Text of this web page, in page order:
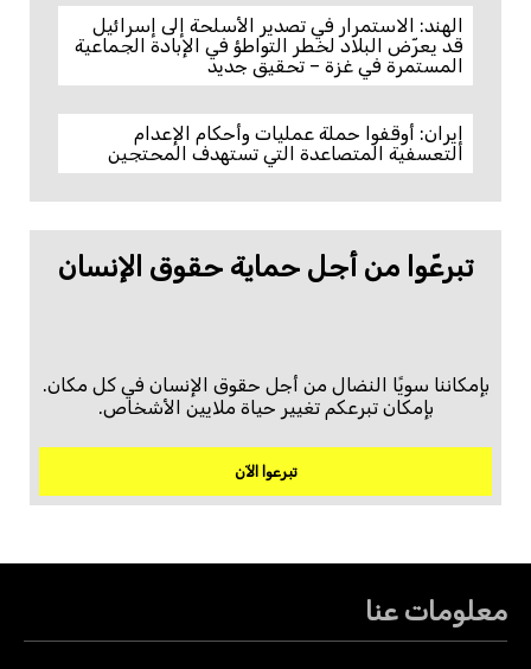
الهند: الاستمرار في تصدير الأسلحة إلى إسرائيل
قد يعرّض البلاد لخطر التواطؤ في الإبادة الجماعية
المستمرة في غزة – تحقيق جديد
إيران: أوقفوا حملة عمليات وأحكام الإعدام
التعسفية المتصاعدة التي تستهدف المحتجين
تبرعّوا من أجل حماية حقوق الإنسان
بإمكاننا سويًا النضال من أجل حقوق الإنسان في كل مكان.
بإمكان تبرعكم تغيير حياة ملايين الأشخاص.
تبرعوا الآن
معلومات عنا